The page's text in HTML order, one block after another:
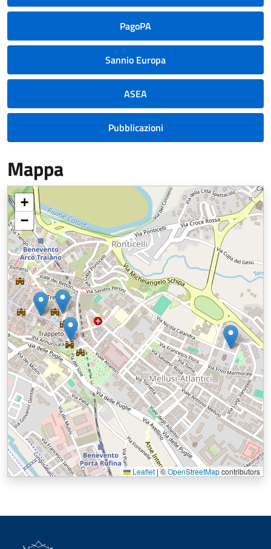
PagoPA
Sannio Europa
ASEA
Pubblicazioni
Mappa
+
−
Leaflet |©OpenStreetMapcontributors